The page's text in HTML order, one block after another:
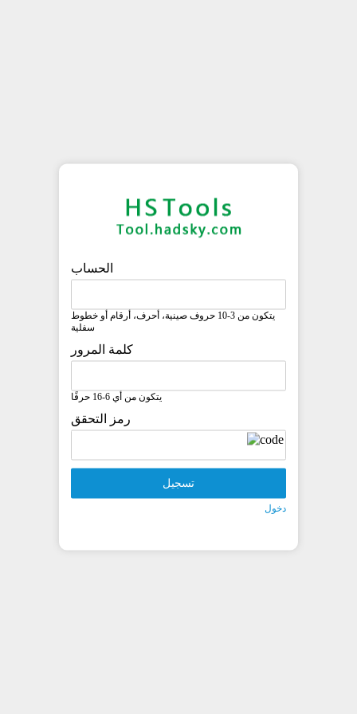
الحساب
يتكون من 3-10 حروف صينية، أحرف، أرقام أو خطوط
سفلية
كلمة المرور
يتكون من أي 6-16 حرفًا
رمز التحقق
تسجيل
دخول